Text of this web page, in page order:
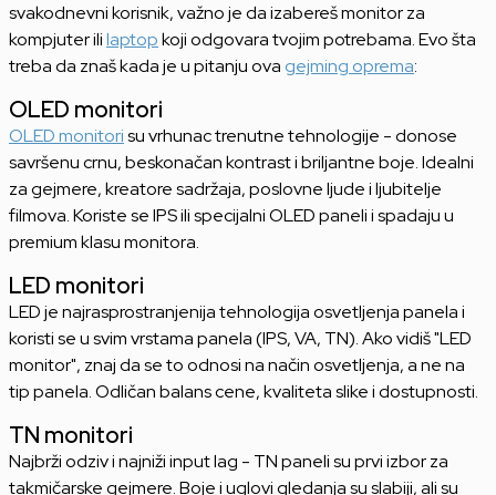
svakodnevni korisnik, važno je da izabereš monitor za
kompjuter ililaptopkoji odgovara tvojim potrebama. Evo šta
treba da znaš kada je u pitanju ova gejming oprema:
OLED monitori
OLED monitorisu vrhunac trenutne tehnologije - donose
savršenu crnu, beskonačan kontrast i briljantne boje. Idealni
za gejmere, kreatore sadržaja, poslovne ljude i ljubitelje
filmova. Koriste se IPS ili specijalni OLED paneli i spadaju u
premium klasu monitora.
LED monitori
LED je najrasprostranjenija tehnologija osvetljenja panela i
koristi se u svim vrstama panela (IPS, VA, TN). Ako vidiš "LED
monitor", znaj da se to odnosi na način osvetljenja, a ne na
tip panela. Odličan balans cene, kvaliteta slike i dostupnosti.
TN monitori
Najbrži odziv i najniži input lag - TN paneli su prvi izbor za
takmičarske gejmere. Boje i uglovi gledanja su slabiji, ali su